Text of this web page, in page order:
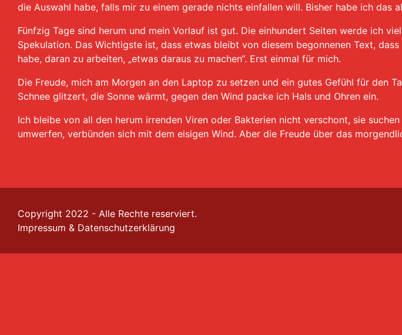
die Auswahl habe, falls mir zu einem gerade nichts einfallen will. Bisher habe ich das
Fünfzig Tage sind herum und mein Vorlauf ist gut. Die einhundert Seiten werde ich
Spekulation. Das Wichtigste ist, dass etwas bleibt von diesem begonnenen Text,
habe, daran zu arbeiten, „etwas daraus zu machen“. Erst einmal für mich.
Die Freude, mich am Morgen an den Laptop zu setzen und ein gutes Gefühl für den
Schnee glitzert, die Sonne wärmt, gegen den Wind packe ich Hals und Ohren ein.
Ich bleibe von all den herum irrenden Viren oder Bakterien nicht verschont, sie
umwerfen, verbünden sich mit dem eisigen Wind. Aber die Freude über das
Copyright 2022 - Alle Rechte reserviert.
Impressum & Datenschutzerklärung